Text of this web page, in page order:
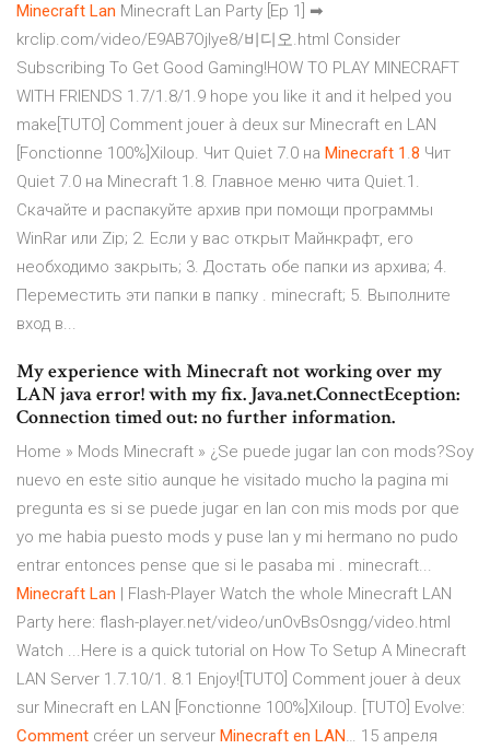
Minecraft Lan Minecraft Lan Party [Ep 1] ➡
krclip.com/video/E9AB7Ojlye8/비디오.html Consider
Subscribing To Get Good Gaming!HOW TO PLAY MINECRAFT
WITH FRIENDS 1.7/1.8/1.9 hope you like it and it helped you
make[TUTO] Comment jouer à deux sur Minecraft en LAN
[Fonctionne 100%]Xiloup. Чит Quiet 7.0 на Minecraft 1 .8 Чит
Quiet 7.0 на Minecraft 1.8. Главное меню чита Quiet.1.
Cкачайте и распакуйте архив при помощи программы
WinRar или Zip; 2. Если у вас открыт Майнкрафт, его
необходимо закрыть; 3. Достать обе папки из архива; 4.
Переместить эти папки в папку . minecraft; 5. Выполните
вход в...
My experience with Minecraft not working over my
LAN java error! with my fix. Java.net.ConnectEception:
Connection timed out: no further information.
Home » Mods Minecraft » ¿Se puede jugar lan con mods?Soy
nuevo en este sitio aunque he visitado mucho la pagina mi
pregunta es si se puede jugar en lan con mis mods por que
yo me habia puesto mods y puse lan y mi hermano no pudo
entrar entonces pense que si le pasaba mi . minecraft...
Minecraft Lan | Flash-Player Watch the whole Minecraft LAN
Party here: flash-player.net/video/unOvBsOsngg/video.html
Watch ...Here is a quick tutorial on How To Setup A Minecraft
LAN Server 1.7.10/1. 8.1 Enjoy![TUTO] Comment jouer à deux
sur Minecraft en LAN [Fonctionne 100%]Xiloup. [TUTO] Evolve:
Comment créer un serveur Minecraft en LAN… 15 апреля